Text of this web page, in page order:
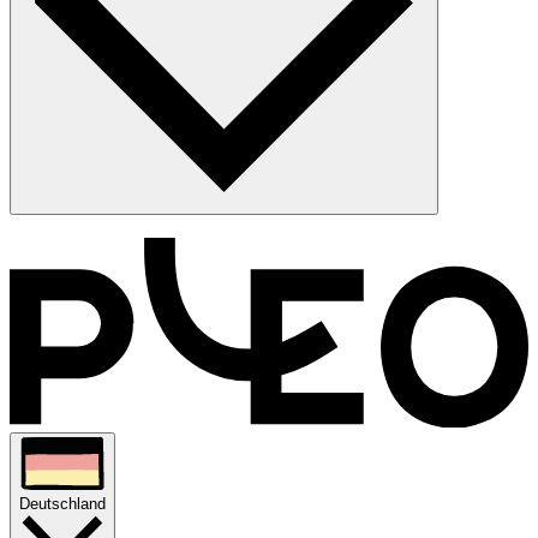
laden Sie sie in der Web-App hoch. Die Rechnung landet in Ihrem
Rechnungseingang und ist dann bereit zur Weiterverarbeitung,
genau wie eine per E-Mail gesendete Rechnung.
Deutschland